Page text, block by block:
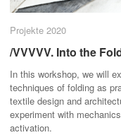
Projekte 2020
/VVVVV. Into the
In this workshop, we will
techniques of folding as
textile design and
experiment with
activation.
Projekte 2020
/VVVVV. Into the